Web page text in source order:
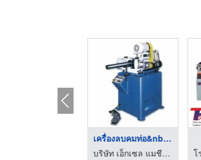
เครื่องลบคมท่อ&nbsp;YU-60 ...
บริษัท เอ็กเซล แมชีน เทค จำกัด